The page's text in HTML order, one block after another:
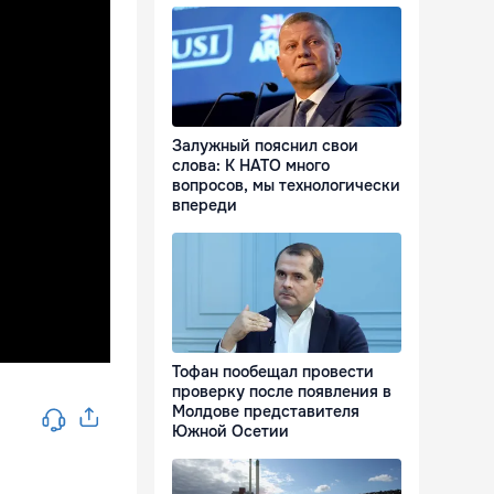
Залужный пояснил свои
слова: К НАТО много
вопросов, мы технологически
впереди
Тофан пообещал провести
проверку после появления в
Молдове представителя
Южной Осетии